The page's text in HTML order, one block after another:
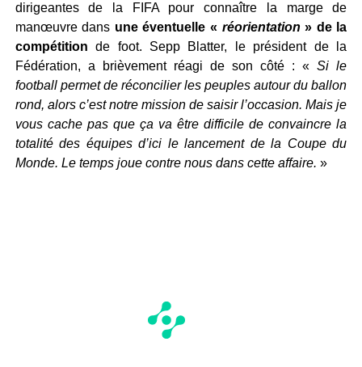
dirigeantes de la FIFA pour connaître la marge de
manœuvre dans une éventuelle « réorientation » de la
compétition de foot. Sepp Blatter, le président de la
Fédération, a brièvement réagi de son côté : «Si le
football permet de réconcilier les peuples autour du ballon
rond, alors c’est notre mission de saisir l’occasion. Mais je
vous cache pas que ça va être difficile de convaincre la
totalité des équipes d’ici le lancement de la Coupe du
Monde. Le temps joue contre nous dans cette affaire. »